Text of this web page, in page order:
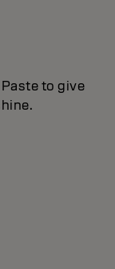
to give